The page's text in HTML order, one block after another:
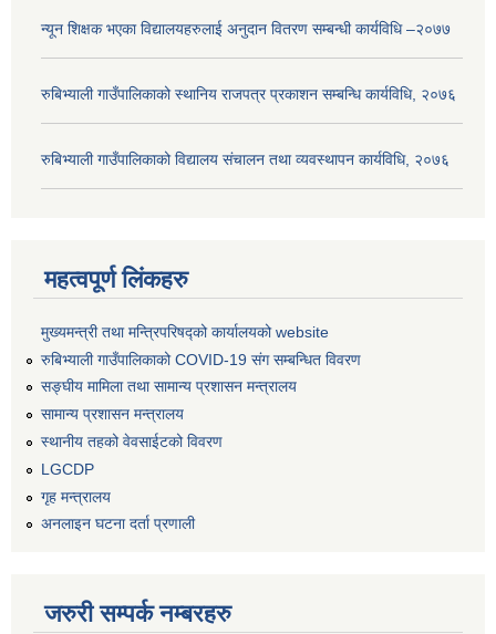
न्यून शिक्षक भएका ‍विद्यालयहरुलाई अनुदान वितरण सम्बन्धी कार्यविधि –२०७७
रुबिभ्याली गाउँपालिकाको स्थानिय राजपत्र प्रकाशन सम्बन्धि कार्यविधि, २०७६
रुबिभ्याली गाउँपालिकाको विद्यालय संचालन तथा व्यवस्थापन कार्यविधि, २०७६
महत्वपूर्ण लिंकहरु
मुख्यमन्त्री तथा मन्त्रिपरिषद्को कार्यालयको website
रुबिभ्याली गाउँपालिकाको COVID-19 संग सम्बन्धित विवरण
सङ्‍घीय मामिला तथा सामान्य प्रशासन मन्त्रालय
सामान्य प्रशासन मन्त्रालय
स्थानीय तहको वेवसाईटको विवरण
LGCDP
गृह मन्त्रालय
अनलाइन घटना दर्ता प्रणाली
जरुरी सम्पर्क नम्बरहरु